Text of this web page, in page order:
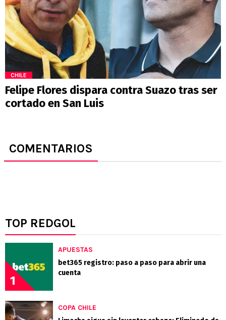
CHILE
Felipe Flores dispara contra Suazo tras ser
cortado en San Luis
COMENTARIOS
TOP REDGOL
1
APUESTAS
bet365 registro: paso a paso para abrir una
cuenta
COPA CHILE